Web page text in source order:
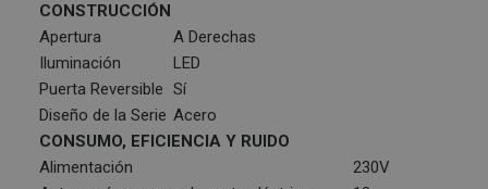
CONSTRUCCIÓN
Apertura
A Derechas
Iluminación
LED
Puerta Reversible Sí
Diseño de la Serie Acero
CONSUMO, EFICIENCIA Y RUIDO
Alimentación
230V